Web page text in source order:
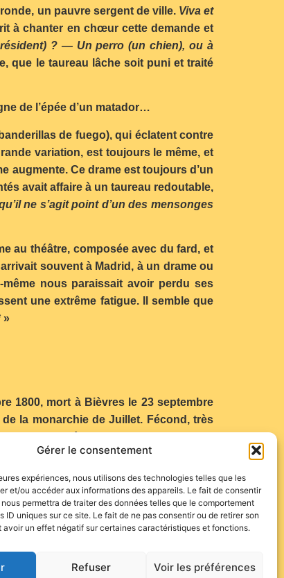
Gérer le consentement
expériences, nous utilisons des technologies telles que les
et/ou accéder aux informations des appareils. Le fait de consentir
permettra de traiter des données telles que le comportement
ID uniques sur ce site. Le fait de ne pas consentir ou de retirer son
avoir un effet négatif sur certaines caractéristiques et fonctions.
Refuser Voir les préférences
un pauvre sergent de ville. Viva et
à chanter en chœur cette demande et
? — Un perro (un chien), ou à
que le taureau lâche soit puni et traité
de l’épée d’un matador…
de fuego), qui éclatent contre
variation, est toujours le même, et
augmente. Ce drame est toujours d’un
avait affaire à un taureau redoutable,
ne s’agit point d’un des mensonges
au théâtre, composée avec du fard, et
souvent à Madrid, à un drame ou
nous paraissait avoir perdu ses
une extrême fatigue. Il semble que
»
1800, mort à Bièvres le 23 septembre
la monarchie de Juillet. Fécond, très
des genêts.